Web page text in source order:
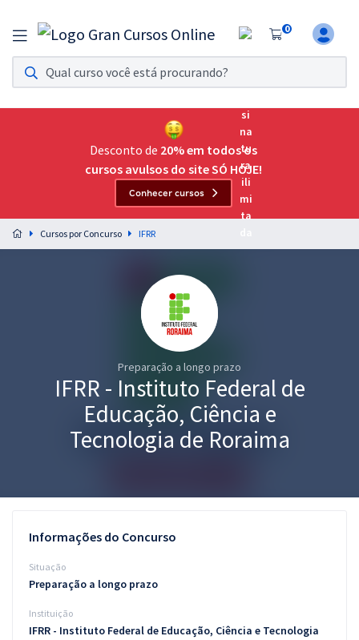
0
Assinatura Ilimitada 11
Acesso a todos os cursos. Teste grátis por 7 dias!
Assinatura OAB Até Passar
Acesso ilimitado a toda preparação para o Exame da
Preparação completa e intensiva para as principais
residências em saúde do Brasil
Blog
Aprovados
Desconto de 20% em todos os
cursos avulsos do site SÓ HOJE!
Conhecer cursos
Cursos por Concurso IFRR
Preparação a longo prazo
IFRR - Instituto Federal de
Educação, Ciência e
Tecnologia de Roraima
Informações do Concurso
Situação
Preparação a longo prazo
Instituição
IFRR - Instituto Federal de Educação, Ciência e Tecnologia